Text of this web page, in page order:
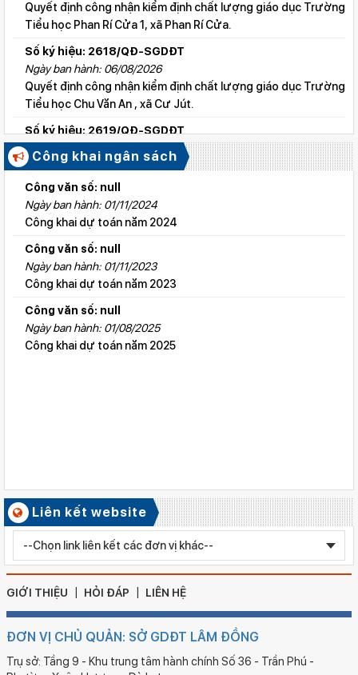
Quyết định công nhận kiểm định chất lượng giáo dục Trường
Tiểu học Phan Rí Cửa 1, xã Phan Rí Cửa.
Số ký hiệu: 2618/QĐ-SGDĐT
Ngày ban hành: 06/08/2026
Quyết định công nhận kiểm định chất lượng giáo dục Trường
Tiểu học Chu Văn An , xã Cư Jút.
Số ký hiệu: 2619/QĐ-SGDĐT
Ngày ban hành: 06/08/2026
Quyết định công nhận kiểm định chất lượng giáo dục Trường
Tiểu học Lý Tự Trọng , xã Cư Jút.
Số ký hiệu: 2615/QĐ-SGDĐT
Ngày ban hành: 06/08/2026
Quyết định công nhận kiểm định chất lượng giáo dục Trường
Tiểu học Nguyễn Bỉnh Khiêm, xã Đức linh.
Số ký hiệu: 2647/QĐ-SGDĐT
Ngày ban hành: 06/08/2026
QĐ cho phép thành lập TTNN-TH Anh Việt
Số ký hiệu: 2617/QĐ-SGDĐT
Số ký hiệu: 2577/QĐ-SGDĐT
Ngày ban hành: 05/08/2026
Chỉnh sửa bằng TN THPT LÊ HUỲNH NHƯ HẬU
Công khai ngân sách
Công văn số: null
Ngày ban hành: 01/11/2024
Công khai dự toán năm 2024
Công văn số: null
Ngày ban hành: 01/11/2023
Công khai dự toán năm 2023
Công văn số: null
Ngày ban hành: 01/08/2025
Công khai dự toán năm 2025
Liên kết website
GIỚI THIỆU HỎI ĐÁP LIÊN HỆ
ĐƠN VỊ CHỦ QUẢN: SỞ GDĐT LÂM ĐỒNG
Trụ sở: Tầng 9 - Khu trung tâm hành chính Số 36 - Trần Phú -